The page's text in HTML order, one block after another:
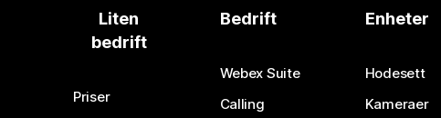
Liten
bedrift
Priser
Bedrift
Webex Suite
Calling
Enheter
Hodesett
Kameraer